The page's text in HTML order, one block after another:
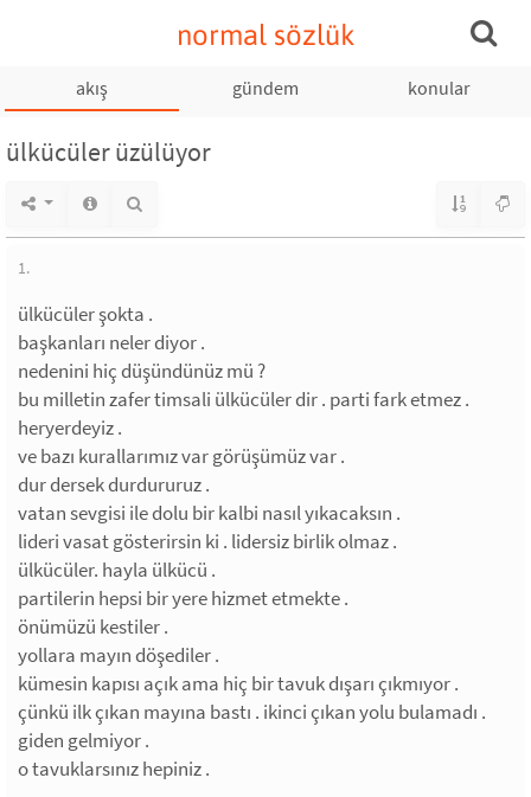
normal sözlük
akış gündem konular
ülkücüler üzülüyor
1.
ülkücüler şokta .
başkanları neler diyor .
nedenini hiç düşündünüz mü ?
bu milletin zafer timsali ülkücüler dir . parti fark etmez .
heryerdeyiz .
ve bazı kurallarımız var görüşümüz var .
dur dersek durdururuz .
vatan sevgisi ile dolu bir kalbi nasıl yıkacaksın .
lideri vasat gösterirsin ki . lidersiz birlik olmaz .
ülkücüler. hayla ülkücü .
partilerin hepsi bir yere hizmet etmekte .
önümüzü kestiler .
yollara mayın döşediler .
kümesin kapısı açık ama hiç bir tavuk dışarı çıkmıyor .
çünkü ilk çıkan mayına bastı . ikinci çıkan yolu bulamadı .
giden gelmiyor .
o tavuklarsınız hepiniz .